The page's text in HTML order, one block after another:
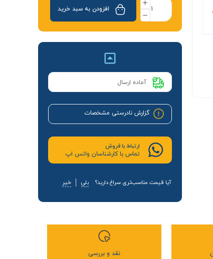
افزودن به سبد خرید
آماده ارسال
گزارش نادرستی مشخصات
ارتباط با فروش
تماس با کارشناسان واتس اپ
آیا قیمت مناسب‌تری سراغ دارید؟ بلی خیر
نقد و بررسی